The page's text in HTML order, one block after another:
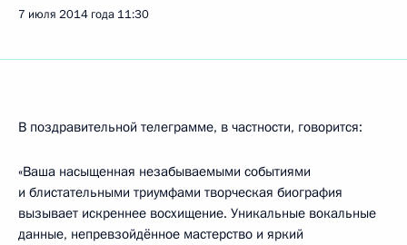
7 июля 2014 года 11:30
В поздравительной телеграмме, в частности, говорится:
«Ваша насыщенная незабываемыми событиями
и блистательными триумфами творческая биография
вызывает искреннее восхищение. Уникальные вокальные
данные, непревзойдённое мастерство и яркий